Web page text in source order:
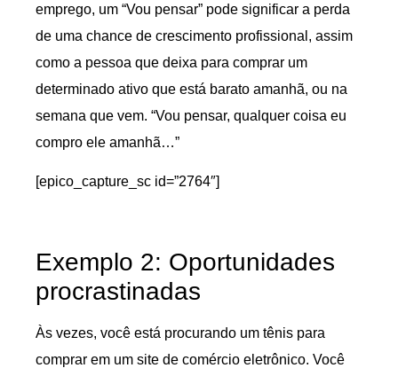
emprego, um “Vou pensar” pode significar a perda
de uma chance de crescimento profissional, assim
como a pessoa que deixa para comprar um
determinado ativo que está barato amanhã, ou na
semana que vem. “Vou pensar, qualquer coisa eu
compro ele amanhã…”
[epico_capture_sc id=”2764″]
Exemplo 2: Oportunidades
procrastinadas
Às vezes, você está procurando um tênis para
comprar em um site de comércio eletrônico. Você